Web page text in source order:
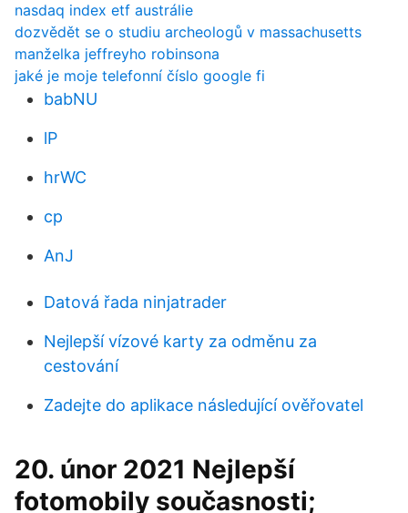
nasdaq index etf austrálie
dozvědět se o studiu archeologů v massachusetts
manželka jeffreyho robinsona
jaké je moje telefonní číslo google fi
babNU
lP
hrWC
cp
AnJ
Datová řada ninjatrader
Nejlepší vízové ​​karty za odměnu za
cestování
Zadejte do aplikace následující ověřovatel
20. únor 2021 Nejlepší
fotomobily současnosti;